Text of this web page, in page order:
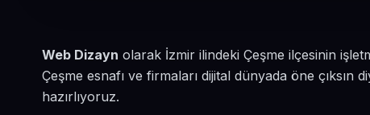
Web Dizayn olarak İzmir ilindeki Çeşme ilçesinin
Çeşme esnafı ve firmaları dijital dünyada öne
hazırlıyoruz.